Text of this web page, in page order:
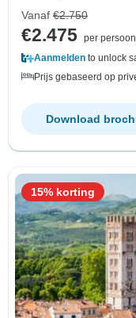
Vanaf €2.750
€2.475 per persoon
Aanmelden to unlock
Prijs gebaseerd op
Download
15% korting